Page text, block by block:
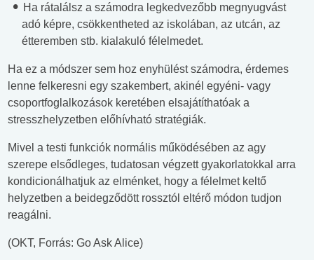
Ha rátalálsz a számodra legkedvezőbb megnyugvást
adó képre, csökkentheted az iskolában, az utcán, az
étteremben stb. kialakuló félelmedet.
Ha ez a módszer sem hoz enyhülést számodra, érdemes
lenne felkeresni egy szakembert, akinél egyéni- vagy
csoportfoglalkozások keretében elsajátíthatóak a
stresszhelyzetben előhívható stratégiák.
Mivel a testi funkciók normális működésében az agy
szerepe elsődleges, tudatosan végzett gyakorlatokkal arra
kondicionálhatjuk az elménket, hogy a félelmet keltő
helyzetben a beidegződött rossztól eltérő módon tudjon
reagálni.
(OKT, Forrás: Go Ask Alice)